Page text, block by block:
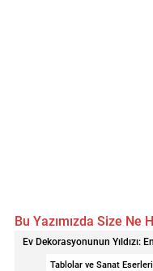
Bu Yazımızda Size Ne
Ev Dekorasyonunun Yıldızı:
Tablolar ve Sanat Eserleri